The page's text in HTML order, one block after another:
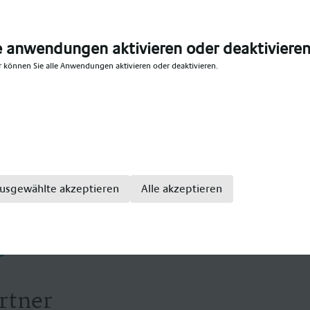
dich unverbindlich beraten. Postalisch eingesendete
datenschutzgerecht vernichtet. Konditionen werden
im medizinischen Bereich, mit einem
Wir bieten Teil- und Vollzeitstellen für:
Altenpfleger, Hebammen, Pflegefachkraft,
Pflegefachfrau, Pflegefachmann,
Krankenhaus Intensivfachkraft,
anwendungen aktivieren oder deaktivieren
können Sie alle Anwendungen aktivieren oder deaktivieren.
akzeptieren Alle akzeptieren